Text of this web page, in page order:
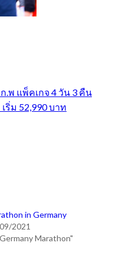
.พ แพ็คเกจ 4 วัน 3 คืน
ริ่ม 52,990 บาท
in Germany
2021
Marathon"